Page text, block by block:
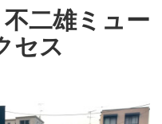
二雄ミュー
セス